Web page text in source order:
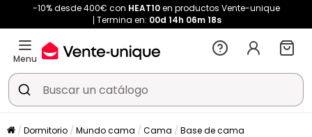
-10% desde 400€ con HEAT10en productos Vente-unique
Termina en: 00d 14h 06m17s
Menu
Dormitorio Mundo cama Cama Base de cama